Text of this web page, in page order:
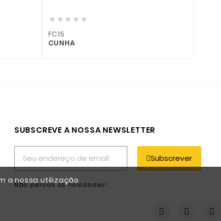
a nossa utilização
    
FC15
CUNHA
SUBSCREVE A NOSSA NEWSLETTER
Subscrever
Não percas as novidades!